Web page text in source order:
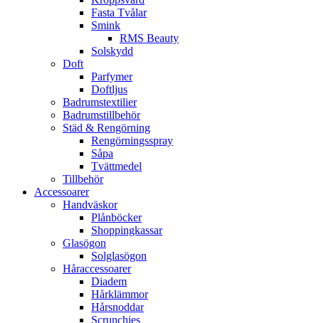
Fasta Tvålar
Smink
RMS Beauty
Solskydd
Doft
Parfymer
Doftljus
Badrumstextilier
Badrumstillbehör
Städ & Rengörning
Rengörningsspray
Såpa
Tvättmedel
Tillbehör
Accessoarer
Handväskor
Plånböcker
Shoppingkassar
Glasögon
Solglasögon
Håraccessoarer
Diadem
Hårklämmor
Hårsnoddar
Scrunchies